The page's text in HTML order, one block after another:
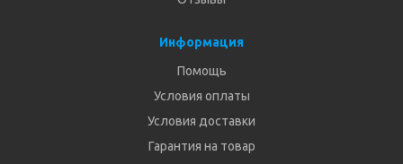
Информация
Помощь
Условия оплаты
Условия доставки
Гарантия на товар